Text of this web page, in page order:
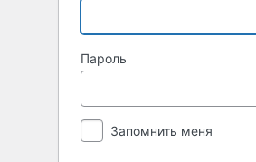
Пароль
Запомнить меня